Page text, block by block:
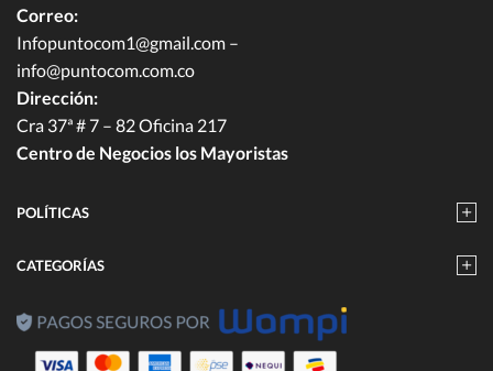
Correo:
Infopuntocom1@gmail.com –
info@puntocom.com.co
Dirección:
Cra 37ª # 7 – 82 Oficina 217
Centro de Negocios los Mayoristas
POLÍTICAS
CATEGORÍAS